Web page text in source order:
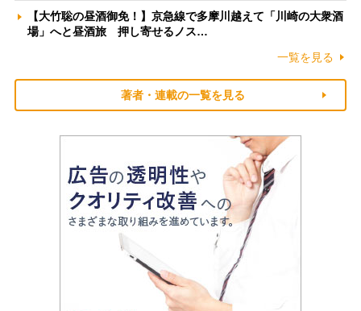
【大竹聡の昼酒御免！】京急線で多摩川越えて「川崎の大衆酒
場」へと昼酒旅 押し寄せるノス…
一覧を見る
著者・連載の一覧を見る